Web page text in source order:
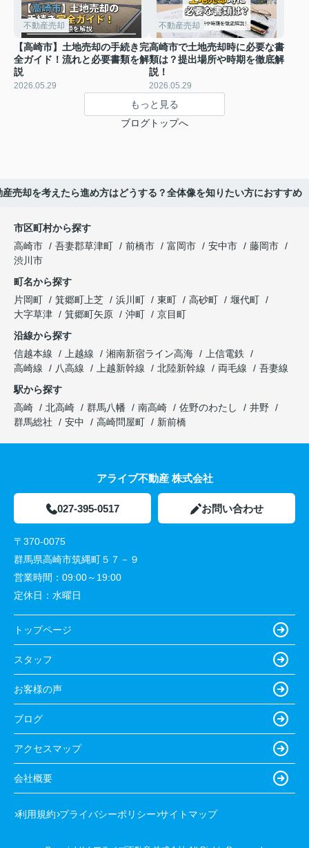
不動産売却
【高崎市】土地売却の手続き完
全ガイド！流れと必要書類を解
説
2026.05.29
不動産売却
高崎市で土地売却時に必要な書
類は？提出場所や時期を徹底解
説！
2026.05.29
もっと見る
ブログトップへ
売却を考えたら進め方はどうする？全体像を知りたい方におすすめ
市区町村から探す
高崎市
吾妻郡草津町 前橋市 富岡市 安中市
藤岡市
渋川市
町名から探す
片岡町
箕郷町上芝 浜川町 東町 高砂町
堰代町
大字草津
箕郷町矢原 沖町
京目町
沿線から探す
信越本線
上越線 湘南新宿ライン高海
上信電鉄
高崎線
八高線 上越新幹線 北陸新幹線 両毛線
吾妻線
駅から探す
高崎
北高崎 群馬八幡 南高崎 佐野のわたし
井野
群馬総社
安中 高崎問屋町 新前橋
アライブ不動産 株式会社
027-395-0517 お問い合わせ
〒370-0075
群馬県高崎市筑縄町５７－９
営業時間： 09:00～19:00
定休日： 水曜日
トップページ
スタッフ
お客様の声
ブログ
アクセスマップ
会社概要
利用規約 プライバシーポリシー サイトマップ